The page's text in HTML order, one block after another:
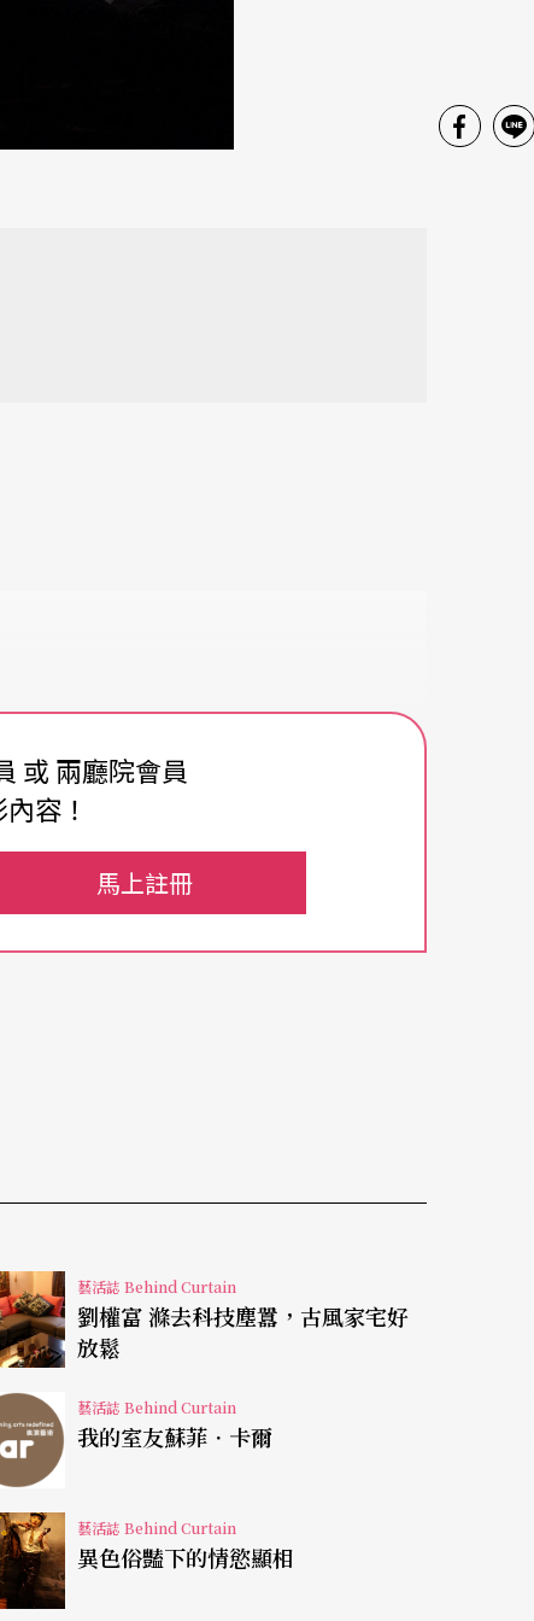
或 兩廳院會員
容！
馬上註冊
藝活誌 Behind Curtain
劉權富 滌去科技塵囂，古風家宅好
放鬆
藝活誌 Behind Curtain
我的室友蘇菲．卡爾
藝活誌 Behind Curtain
異色俗豔下的情慾顯相